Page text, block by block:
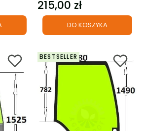
Cena
215,00 zł
DO KOSZYKA
BESTSELLER